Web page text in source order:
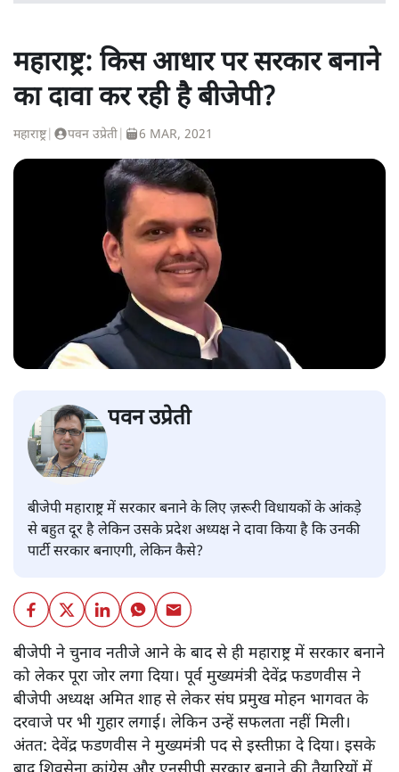
महाराष्ट्र: किस आधार पर सरकार बनाने
का दावा कर रही है बीजेपी?
महाराष्ट्र| पवन उप्रेती 6 MAR, 2021
पवन उप्रेती
बीजेपी महाराष्ट्र में सरकार बनाने के लिए ज़रूरी विधायकों के आंकड़े
से बहुत दूर है लेकिन उसके प्रदेश अध्यक्ष ने दावा किया है कि उनकी
पार्टी सरकार बनाएगी, लेकिन कैसे?
बीजेपी ने चुनाव नतीजे आने के बाद से ही महाराष्ट्र में सरकार बनाने
को लेकर पूरा जोर लगा दिया। पूर्व मुख्यमंत्री देवेंद्र फडणवीस ने
बीजेपी अध्यक्ष अमित शाह से लेकर संघ प्रमुख मोहन भागवत के
दरवाजे पर भी गुहार लगाई। लेकिन उन्हें सफलता नहीं मिली।
अंतत: देवेंद्र फडणवीस ने मुख्यमंत्री पद से इस्तीफ़ा दे दिया। इसके